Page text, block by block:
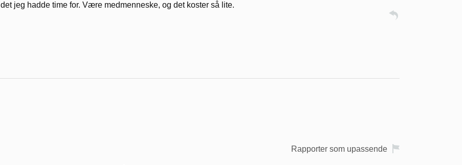
det jeg hadde time for. Være medmenneske, og det koster så lite.
Rapporter som upassende